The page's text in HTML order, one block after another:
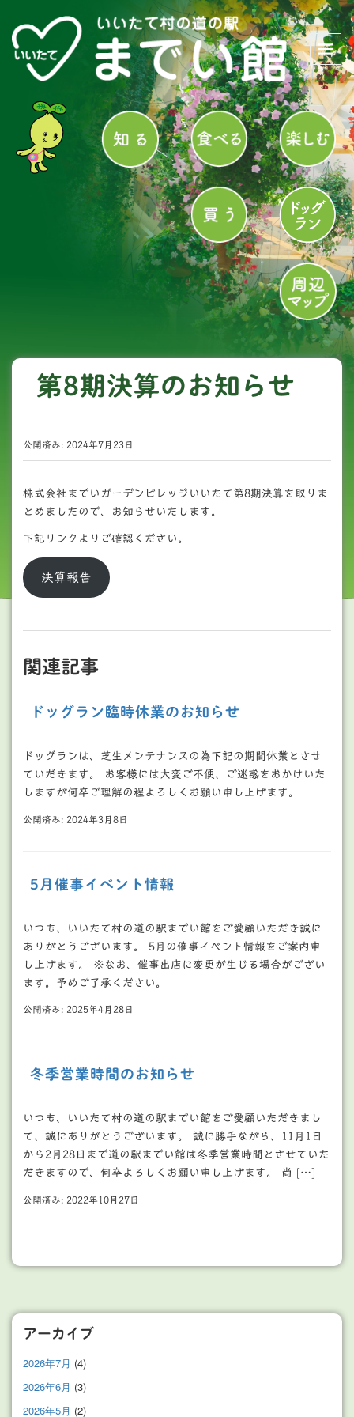
第8期決算のお知らせ
公開済み: 2024年7月23日
株式会社までいガーデンビレッジいいたて第8期決算を取りま
とめましたので、お知らせいたします。
下記リンクよりご確認ください。
決算報告
関連記事
ドッグラン臨時休業のお知らせ
ドッグランは、芝生メンテナンスの為下記の期間休業とさせ
ていだきます。 お客様には大変ご不便、ご迷惑をおかけいた
しますが何卒ご理解の程よろしくお願い申し上げます。
公開済み: 2024年3月8日
5月催事イベント情報
いつも、いいたて村の道の駅までい館をご愛顧いただき誠に
ありがとうございます。 5月の催事イベント情報をご案内申
し上げます。 ※なお、催事出店に変更が生じる場合がござい
ます。予めご了承ください。
公開済み: 2025年4月28日
冬季営業時間のお知らせ
いつも、いいたて村の道の駅までい館をご愛顧いただきまし
て、誠にありがとうございます。 誠に勝手ながら、11月1日
から2月28日まで道の駅までい館は冬季営業時間とさせていた
だきますので、何卒よろしくお願い申し上げます。 尚 […]
公開済み: 2022年10月27日
アーカイブ
2026年7月 (4)
2026年6月 (3)
2026年5月 (2)